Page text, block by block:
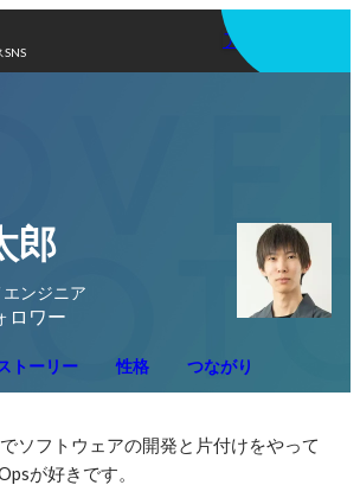
アプリを使う
郎
ンジニア
ロワー
トーリー 性格 つながり
ソフトウェアの開発と片付けをやって
が好きです。